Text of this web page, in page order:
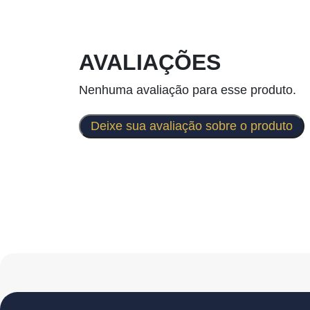
AVALIAÇÕES
Nenhuma avaliação para esse produto.
Deixe sua avaliação sobre o produto